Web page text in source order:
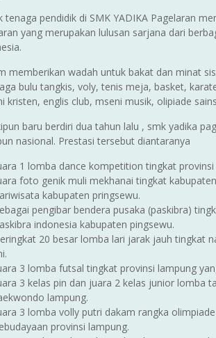
tenaga pendidik di SMK YADIKA Pagelaran
yang merupakan lulusan sarjana dari
memberikan wadah untuk bakat dan minat
bulu tangkis, voly, tenis meja, basket,
kristen, englis club, mseni musik, olipiade
baru berdiri dua tahun lalu , smk yadika
nasional. Prestasi tersebut diantaranya
1 lomba dance kompetition tingkat
foto genik muli mekhanai tingkat
kabupaten pringsewu.
pengibar bendera pusaka (paskibra)
indonesia kabupaten pingsewu.
20 besar lomba lari jarak jauh tingkat
3 lomba futsal tingkat provinsi lampung
3 kelas pin dan juara 2 kelas junior lomba
lampung.
3 lomba volly putri dakam rangka
provinsi lampung.